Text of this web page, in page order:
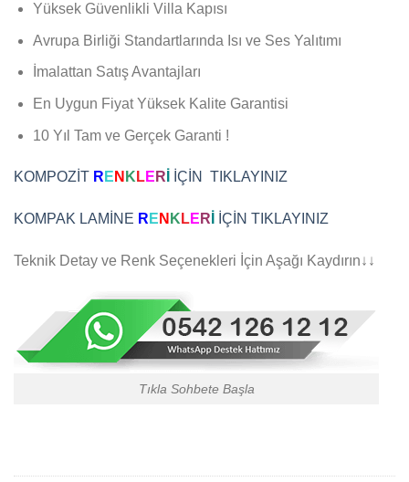
Yüksek Güvenlikli Villa Kapısı
Avrupa Birliği Standartlarında Isı ve Ses Yalıtımı
İmalattan Satış Avantajları
En Uygun Fiyat Yüksek Kalite Garantisi
10 Yıl Tam ve Gerçek Garanti !
KOMPOZİT R E N K LE R İÇİN TIKLAYINIZ
KOMPAK LAMİNE R E N K LE R İÇİN TIKLAYINIZ
Teknik Detay ve Renk Seçenekleri İçin Aşağı Kaydırın↓↓
Tıkla Sohbete Başla